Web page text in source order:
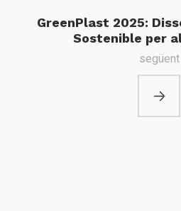
GreenPlast 2025:
Sostenible per
següent